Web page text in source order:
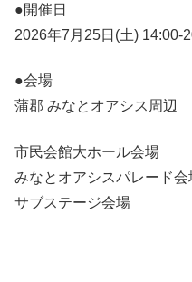
●開催日
2026年7月25日(土) 14:00-
●会場
蒲郡 みなとオアシス周辺
市民会館大ホール会場
みなとオアシスパレード会
サブステージ会場